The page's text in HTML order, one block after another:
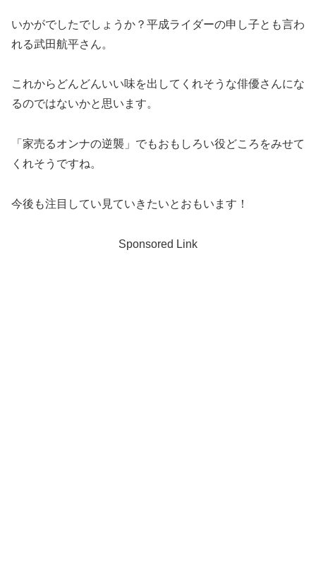
いかがでしたでしょうか？平成ライダーの申し子とも言わ
れる武田航平さん。
これからどんどんいい味を出してくれそうな俳優さんにな
るのではないかと思います。
「家売るオンナの逆襲」でもおもしろい役どころをみせて
くれそうですね。
今後も注目してい見ていきたいとおもいます！
Sponsored Link